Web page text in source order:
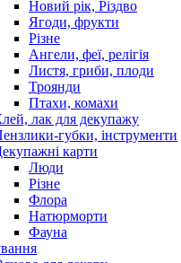
Новий рік, Різдво
Ягоди, фрукти
Різне
Ангели, феї, релігія
Листя, гриби, плоди
Троянди
Птахи, комахи
лак для декупажу
губки, інструменти
карти
Люди
Різне
Флора
Натюрморти
Фауна